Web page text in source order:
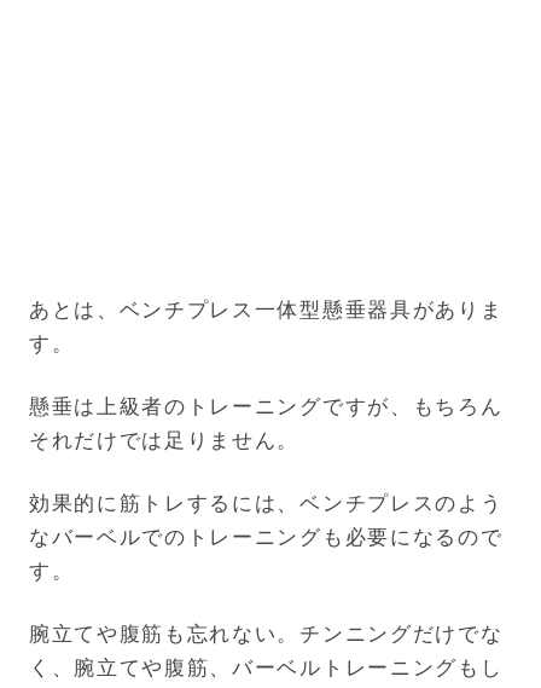
あとは、ベンチプレス一体型懸垂器具がありま
す。
懸垂は上級者のトレーニングですが、もちろん
それだけでは足りません。
効果的に筋トレするには、ベンチプレスのよう
なバーベルでのトレーニングも必要になるので
す。
腕立てや腹筋も忘れない。チンニングだけでな
く、腕立てや腹筋、バーベルトレーニングもし